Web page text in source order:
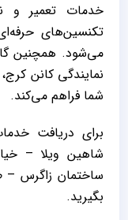
خدمات تعمیر و
تکنسین‌های
می‌شود. همچنین
نمایندگی کانن
شما فراهم می‌کند.
برای دریافت
شاهین ویلا –
ساختمان زاگرس –
بگیرید.